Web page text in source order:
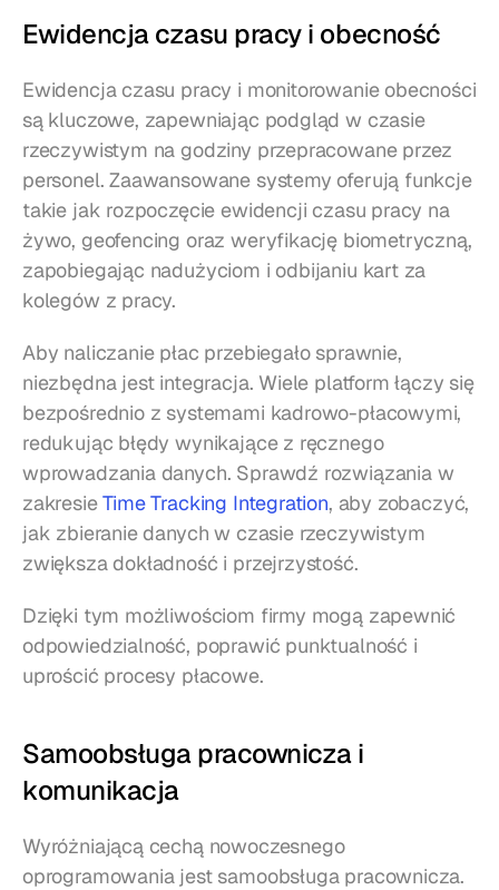
Ewidencja czasu pracy i obecność
Ewidencja czasu pracy i monitorowanie obecności
są kluczowe, zapewniając podgląd w czasie
rzeczywistym na godziny przepracowane przez
personel. Zaawansowane systemy oferują funkcje
takie jak rozpoczęcie ewidencji czasu pracy na
żywo, geofencing oraz weryfikację biometryczną,
zapobiegając nadużyciom i odbijaniu kart za
kolegów z pracy.
Aby naliczanie płac przebiegało sprawnie,
niezbędna jest integracja. Wiele platform łączy się
bezpośrednio z systemami kadrowo-płacowymi,
redukując błędy wynikające z ręcznego
wprowadzania danych. Sprawdź rozwiązania w
zakresie Time Tracking Integration, aby zobaczyć,
jak zbieranie danych w czasie rzeczywistym
zwiększa dokładność i przejrzystość.
Dzięki tym możliwościom firmy mogą zapewnić
odpowiedzialność, poprawić punktualność i
uprościć procesy płacowe.
Samoobsługa pracownicza i
komunikacja
Wyróżniającą cechą nowoczesnego
oprogramowania jest samoobsługa pracownicza.